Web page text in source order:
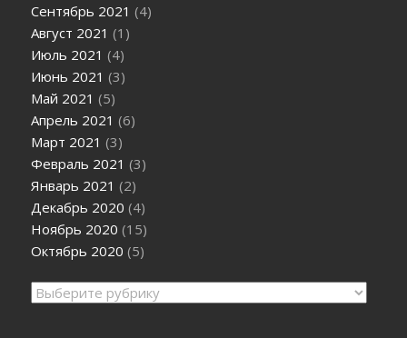
Сентябрь 2021 (4)
Август 2021 (1)
Июль 2021 (4)
Июнь 2021 (3)
Май 2021 (5)
Апрель 2021 (6)
Март 2021 (3)
Февраль 2021 (3)
Январь 2021 (2)
Декабрь 2020 (4)
Ноябрь 2020 (15)
Октябрь 2020 (5)
Рубрики